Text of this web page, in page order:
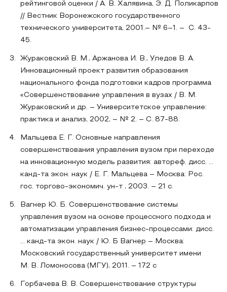
рейтинговой оценки / А. В. Халявина, Э. Д. Поликарпов
// Вестник Воронежского государственного
технического университета, 2001.– № 6–1. – С. 43-
45.
Жураковский В. М., Аржанова И. В., Уледов В. А.
Инновационный проект развития образования
национального фонда подготовки кадров программа
«Совершенствование управления в вузах / В. М.
Жураковский и др. – Университетское управление:
практика и анализ, 2002, – № 2. – С. 87-88.
Мальцева Е. Г. Основные направления
совершенствования управления вузом при переходе
на инновационную модель развития: автореф. дисс. …
канд-та экон. наук / Е. Г. Мальцева – Москва: Рос.
гос. торгово-экономич. ун-т , 2003. – 21 с.
Вагнер Ю. Б. Совершенствование системы
управления вузом на основе процессного подхода и
автоматизации управления бизнес-процессами: дисс.
… канд-та экон. наук / Ю. Б Вагнер – Москва:
Московский государственный университет имени
М. В. Ломоносова (МГУ), 2011. – 172 с
Горбачева В. В. Совершенствование структуры